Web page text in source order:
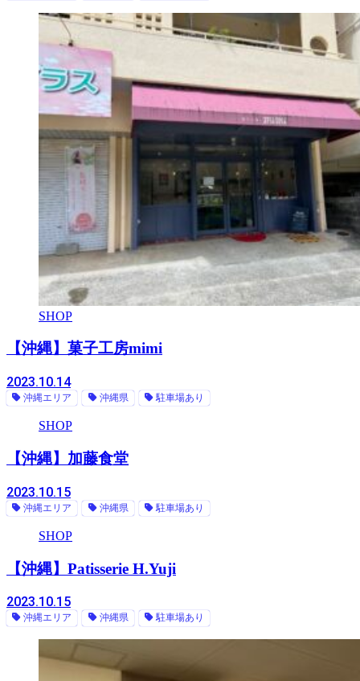
SHOP
【沖縄】菓子工房mimi
2023.10.14
沖縄エリア 沖縄県 駐車場あり
SHOP
【沖縄】加藤食堂
2023.10.15
沖縄エリア 沖縄県 駐車場あり
SHOP
【沖縄】Patisserie H.Yuji
2023.10.15
沖縄エリア 沖縄県 駐車場あり